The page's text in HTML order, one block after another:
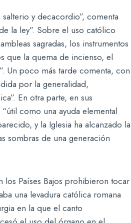
y decacordio”, comenta
la ley”. Sobre el uso católico
sagradas, los instrumentos
que la quema de incienso, el
Un poco más tarde comenta, con
por la generalidad,
En otra parte, en sus
como una ayuda elemental
y la Iglesia ha alcanzado la
sombras de una generación
los Países Bajos prohibieron tocar
una levadura católica romana
en la que el canto